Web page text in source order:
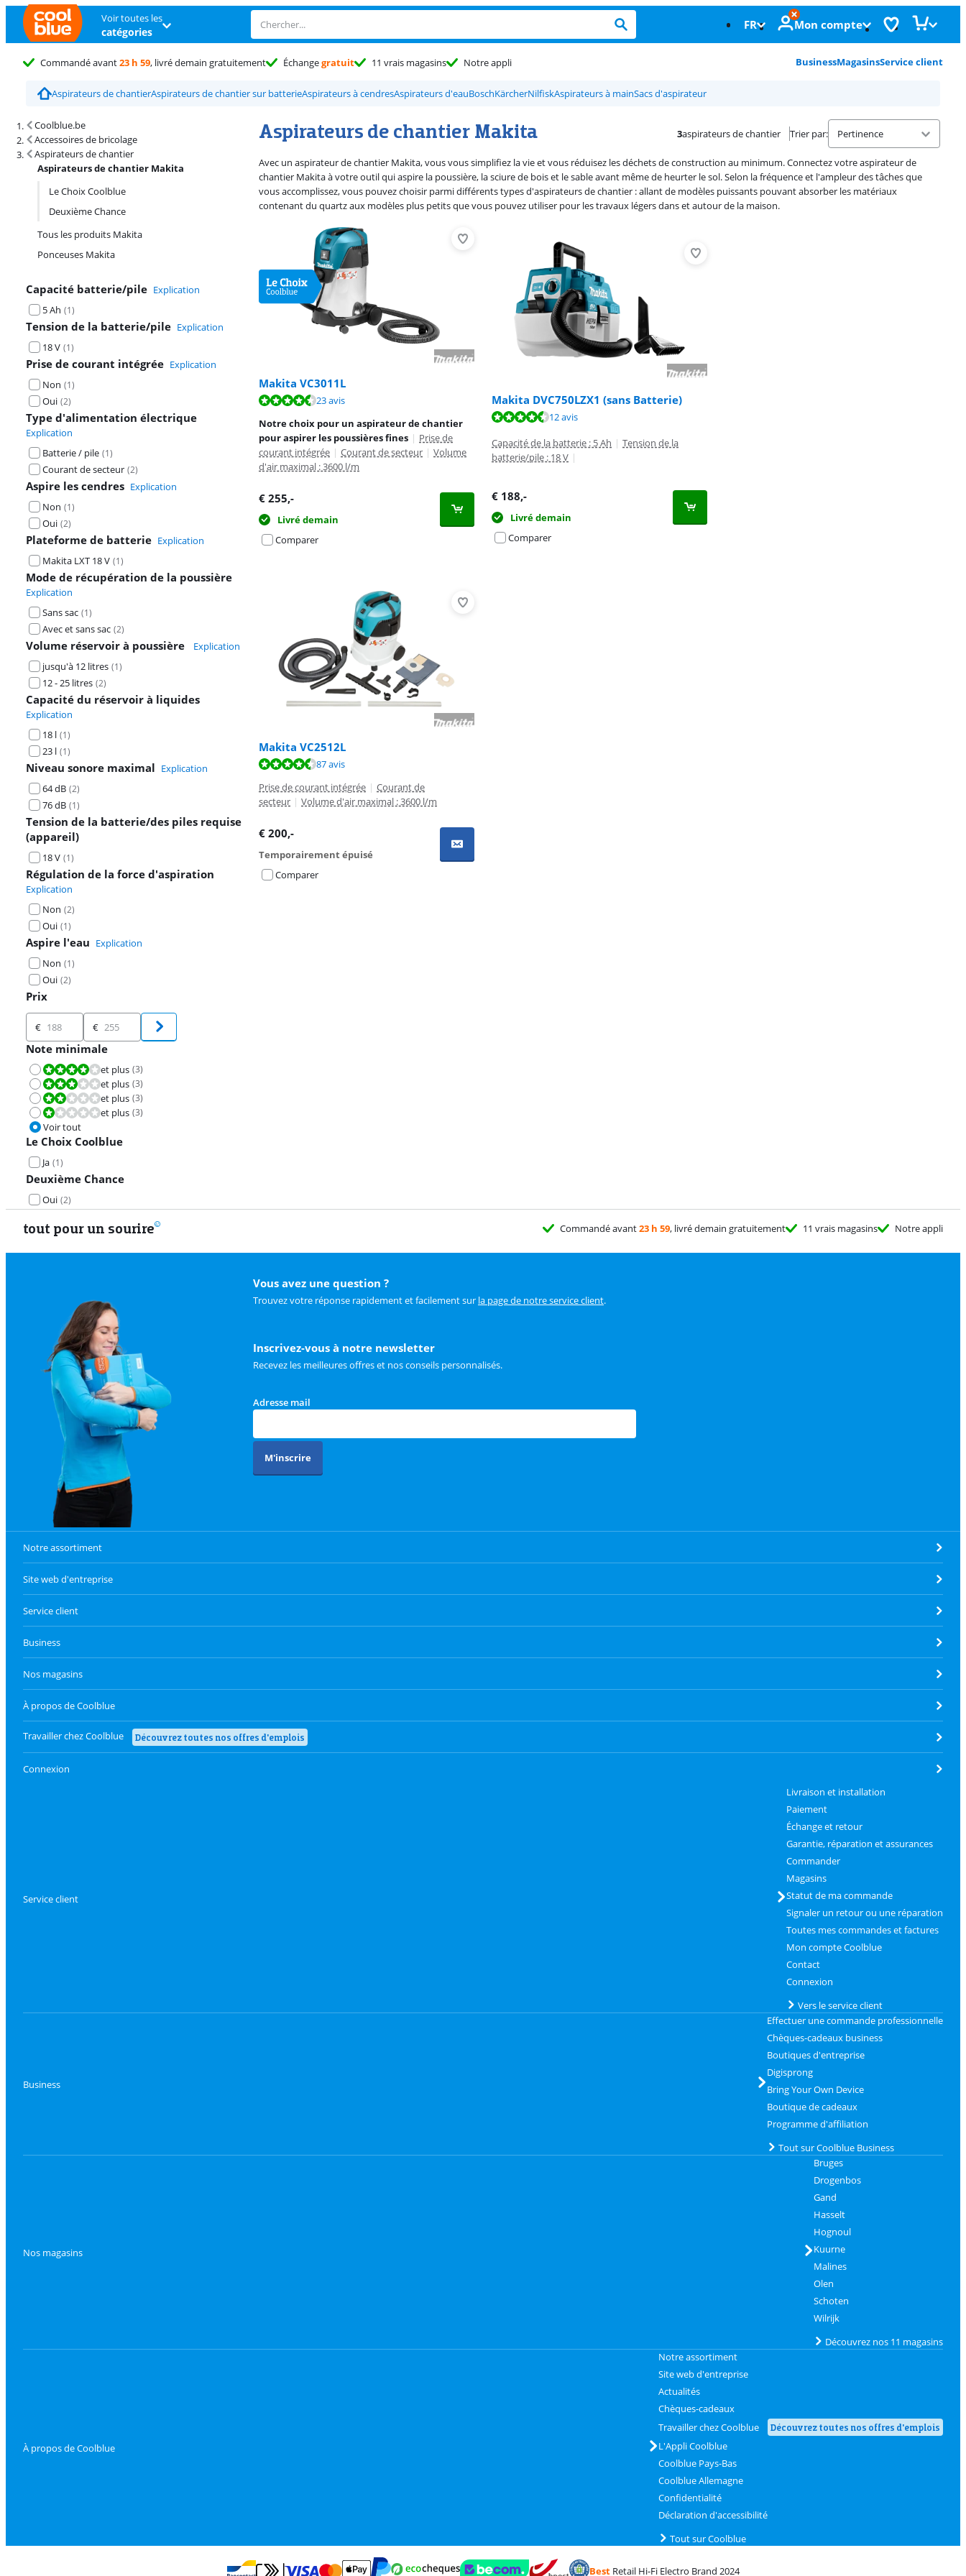
Voir toutes les
catégories FR Mon compte
Commandé avant23 h 59, livré demain gratuitement Échangegratuit 11 vrais magasins Notre appli BusinessMagasinsService client
Aspirateurs de chantierAspirateurs de chantier sur batterieAspirateurs à cendresAspirateurs d'eauBoschKärcherNilfiskAspirateurs à mainSacs d'aspirateur
Coolblue.be
Accessoires de bricolage
Aspirateurs de chantier
Aspirateurs de chantier Makita
Le Choix Coolblue
Deuxième Chance
Tous les produits Makita
Ponceuses Makita
Capacité batterie/pile Explication
5 Ah (1)
Tension de la batterie/pile Explication
18 V (1)
Prise de courant intégrée Explication
Non (1)
Oui (2)
Type d'alimentation électrique
Explication
Batterie / pile (1)
Courant de secteur (2)
Aspire les cendres Explication
Non (1)
Oui (2)
Plateforme de batterie Explication
Makita LXT 18 V (1)
Mode de récupération de la poussière
Explication
Sans sac (1)
Avec et sans sac (2)
Volume réservoir à poussière
Explication
jusqu'à 12 litres (1)
12 - 25 litres (2)
Capacité du réservoir à liquides
Explication
18 l (1)
23 l (1)
Niveau sonore maximal Explication
64 dB (2)
76 dB (1)
Tension de la batterie/des piles requise
(appareil)
18 V (1)
Régulation de la force d'aspiration
Explication
Non (2)
Oui (1)
Aspire l'eau Explication
Non (1)
Oui (2)
Prix
Prix
€ €
Note minimale
La note est 8,0 sur 10.
et plus (3)
La note est 6,0 sur 10.
et plus (3)
La note est 4,0 sur 10.
et plus (3)
La note est 2,0 sur 10.
et plus (3)
Voir tout
Le Choix Coolblue
Ja (1)
Deuxième Chance
Oui (2)
Aspirateurs de chantier Makita
Résultats de recherche et tri
3aspirateurs de chantier Trier par:
Avec un aspirateur de chantier Makita, vous vous simplifiez la vie et vous réduisez les déchets de construction au minimum. Connectez votre aspirateur de
chantier Makita à votre outil qui aspire la poussière, la sciure de bois et le sable avant même de heurter le sol. Selon la fréquence et l'ampleur des tâches que
vous accomplissez, vous pouvez choisir parmi différents types d'aspirateurs de chantier : allant de modèles puissants pouvant absorber les matériaux
contenant du quartz aux modèles plus petits que vous pouvez utiliser pour les travaux légers dans et autour de la maison.
Makita VC3011L
La note est de 8,5 sur 10, basée sur 23 avis.
23 avis
Notre choix pour un aspirateur de chantier
pour aspirer les poussières fines | Prise de
courant intégrée | Courant de secteur | Volume
d'air maximal : 3600 l/m
€ 255,-
Livré demain
Comparer
Makita DVC750LZX1 (sans Batterie)
12 avis
Capacité de la batterie : 5 Ah | Tension de la
batterie/pile : 18 V |
€ 188,-
Livré demain
Comparer
Makita VC2512L
La note est de 8,8 sur 10, basée sur 87 avis.
87 avis
Prise de courant intégrée | Courant de
secteur | Volume d'air maximal : 3600 l/m
€ 200,-
Temporairement épuisé
Comparer
tout pour un sourire Commandé avant23 h 59, livré demain gratuitement 11 vrais magasins Notre appli
Vous avez une question ?
Trouvez votre réponse rapidement et facilement sur la page de notre service client.
Inscrivez-vous à notre newsletter
Recevez les meilleures offres et nos conseils personnalisés.
Adresse mail
M'inscrire
Notre assortiment
Site web d'entreprise
Service client
Business
Nos magasins
À propos de Coolblue
Travailler chez Coolblue Découvrez toutes nos offres d'emplois
Connexion
Service client
Livraison et installation
Paiement
Échange et retour
Garantie, réparation et assurances
Commander
Magasins
Statut de ma commande
Signaler un retour ou une réparation
Toutes mes commandes et factures
Mon compte Coolblue
Contact
Connexion
Vers le service client
Business
Effectuer une commande professionnelle
Chèques-cadeaux business
Boutiques d'entreprise
Digisprong
Bring Your Own Device
Boutique de cadeaux
Programme d'affiliation
Tout sur Coolblue Business
Nos magasins
Bruges
Drogenbos
Gand
Hasselt
Hognoul
Kuurne
Malines
Olen
Schoten
Wilrijk
Découvrez nos 11 magasins
À propos de Coolblue
Notre assortiment
Site web d'entreprise
Actualités
Chèques-cadeaux
Travailler chez Coolblue
Découvrez toutes nos offres d'emplois
L'Appli Coolblue
Coolblue Pays-Bas
Coolblue Allemagne
Confidentialité
Déclaration d'accessibilité
Tout sur Coolblue
BestRetail Hi-Fi Electro Brand 2024